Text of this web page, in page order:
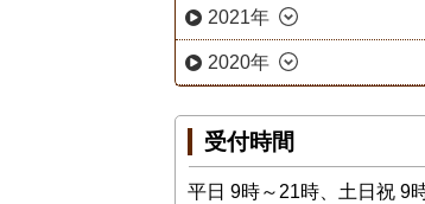
2021年
2020年
受付時間
平日 9時～21時、土日祝 9